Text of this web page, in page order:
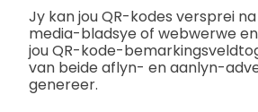
Jy kan jou QR-kodes versprei na
media-bladsye of webwerwe
jou QR-kode-
van beide aflyn- en aanlyn-
genereer.